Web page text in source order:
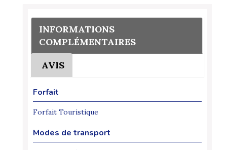
INFORMATIONS
COMPLÉMENTAIRES
AVIS
Forfait
Forfait Touristique
Modes de transport